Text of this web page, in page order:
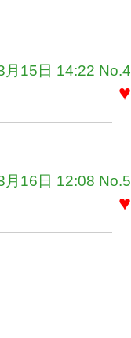
月15日 14:22 No.4
♥
月16日 12:08 No.5
♥